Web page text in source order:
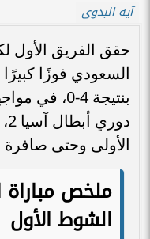
آيه البدوى
حقق الفريق الأول
السعودي فوزًا
بنتيجة 4-
الأولى وحتى صافرة
ملخص
الشوط الأول